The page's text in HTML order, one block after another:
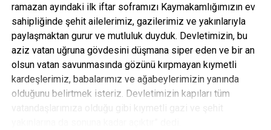
ramazan ayındaki ilk iftar soframızı Kaymakamlığımızın ev
sahipliğinde şehit ailelerimiz, gazilerimiz ve yakınlarıyla
paylaşmaktan gurur ve mutluluk duyduk. Devletimizin, bu
aziz vatan uğruna gövdesini düşmana siper eden ve bir an
olsun vatan savunmasında gözünü kırpmayan kıymetli
kardeşlerimiz, babalarımız ve ağabeylerimizin yanında
olduğunu belirtmek isteriz. Devletimizin kapıları tüm